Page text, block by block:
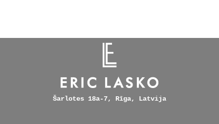
Šarlotes 18a-7, Rīga, Latvija